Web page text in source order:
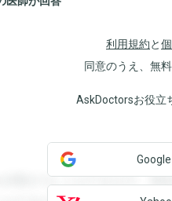
利用規約と
同意のうえ、無
AskDoctorsお役立
閲覧することができます。登